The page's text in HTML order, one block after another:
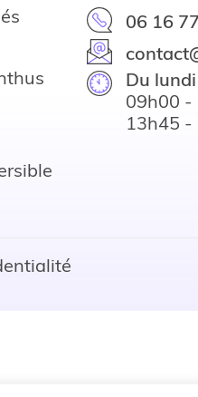
06 16
Du
09h00 -
13h45 -